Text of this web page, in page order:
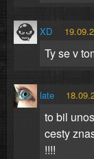
XD
Ty se v
late
to bil
cesty
!!!!